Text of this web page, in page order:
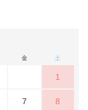
金 土
1
7 8